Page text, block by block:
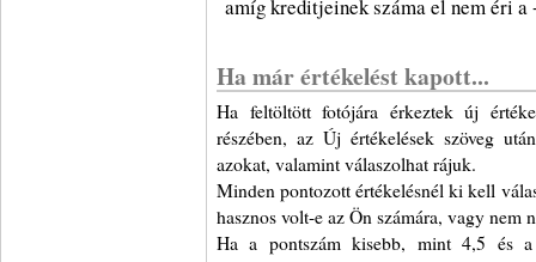
amíg kreditjeinek száma el nem éri a
Ha már értékelést kapott...
Ha feltöltött fotójára érkeztek új
részében, az Új értékelések szöveg
azokat, valamint válaszolhat rájuk.
Minden pontozott értékelésnél ki kell
hasznos volt-e az Ön számára, vagy
Ha a pontszám kisebb, mint 4,5 és a